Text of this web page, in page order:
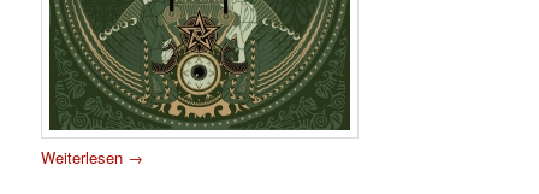
Weiterlesen →